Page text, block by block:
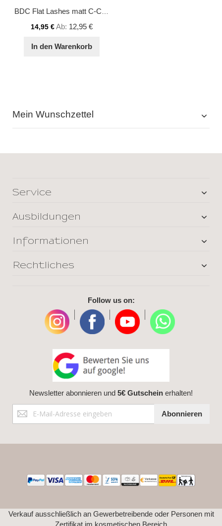
14,95 €Ab 12,95 €
In den Warenkorb
Mein Wunschzettel
Service
Ausbildungen
Informationen
Rechtliches
Follow us on:
Newsletter abonnieren und 5€ Gutschein erhalten!
Anmeldung
zum
Abonnieren
Verkauf ausschließlich an Gewerbetreibende oder Personen mit